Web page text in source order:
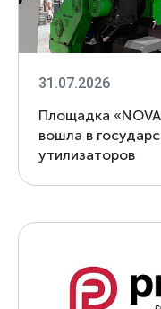
31.07.2026
Площадка
вошла в
утилизаторов